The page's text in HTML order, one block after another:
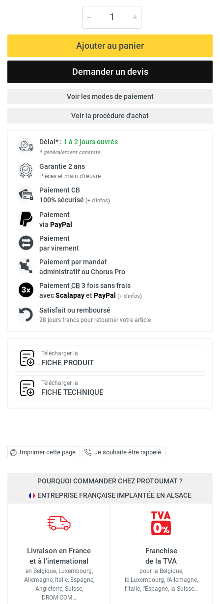
Imprimer cette page Je souhaite être rappelé
Ajouter au panier
Demander un devis
Voir les modes de paiement
Voir la procédure d'achat
Délai* : 1 à 2 jours ouvrés
* généralement constaté
Garantie 2 ans
Pièces et main d’œuvre
PaiementCB
100% sécurisé (+ d'infos)
Paiement
via PayPal
Paiement
par virement
Paiement par mandat
administratif ou Chorus Pro
PaiementCB 3 fois sans frais
avecScalapayetPayPal (+ d'infos)
Satisfait ou remboursé
28 jours francs pour retourner votre article
Télécharger la
FICHE PRODUIT
Télécharger la
FICHE TECHNIQUE
POURQUOI COMMANDER CHEZ PROTOUMAT ?
ENTREPRISE FRANÇAISE IMPLANTÉE EN ALSACE
Livraison en France
et à l'international
en Belgique, Luxembourg,
Allemagne, Italie, Espagne,
Angleterre, Suisse,
DROM-COM…
Franchise
de la TVA
pour la Belgique,
le Luxembourg, l'Allemagne,
l'Italie, l'Espagne, la Suisse…